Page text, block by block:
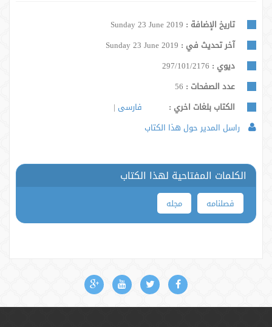
تاريخ الإضافة : Sunday 23 June 2019
آخر تحديث في :
ديوي : 297/101/2176
عدد الصفحات :
الكتاب بلغات اخري :
فارسی
راسل المدير حول هذا الكتاب
الكلمات المفتاحية لهذا الكتاب
فصلنامه مجله